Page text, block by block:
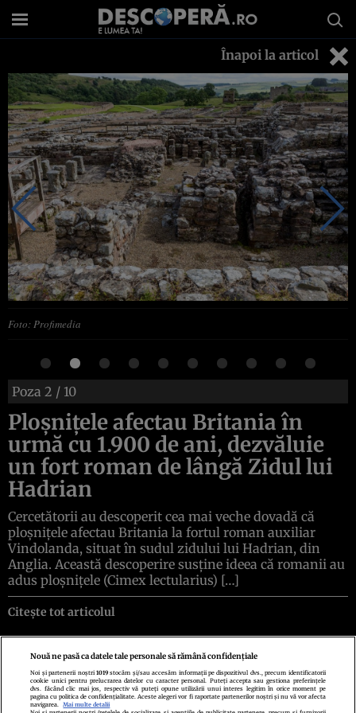
Înapoi la articol
Foto: Profimedia
Poza 2 / 10
Ploșnițele afectau Britania în
urmă cu 1.900 de ani, dezvăluie
un fort roman de lângă Zidul lui
Hadrian
Cercetătorii au descoperit cea mai veche dovadă că
ploșnițele afectau Britania la fortul roman auxiliar
Vindolanda, situat în sudul zidului lui Hadrian, din
Anglia. Această descoperire susține ideea că romanii au
adus ploșnițele (Cimex lectularius) […]
Citește tot articolul
Politica de confidenţialitatePolitica de cookiesTermeni şi condiţii
Echipa redacționalăContactSetări Cookies
Nouă ne pasă ca datele tale personale să rămână confidențiale
Noi și partenerii noștri1019 stocăm și/sau accesăm informații pe dispozitivul dvs., precum identificatorii
cookie unici pentru prelucrarea datelor cu caracter personal. Puteți accepta sau gestiona preferințele
dvs. făcând clic mai jos, respectiv vă puteți opune utilizării unui interes legitim în orice moment pe
pagina cu politica de confidențialitate. Aceste alegeri vor fi raportate partenerilor noștri și nu vă vor afecta
navigarea.
Mai multe detalii